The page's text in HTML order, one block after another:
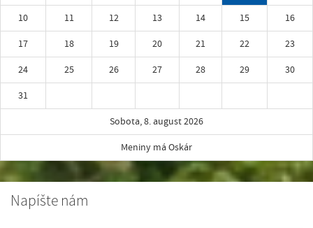
10
11 12 13 14 15
16
17
18 19 20 21 22
23
24
25 26 27 28 29
30
31
Sobota, 8. august 2026
Meniny má Oskár
Napíšte nám